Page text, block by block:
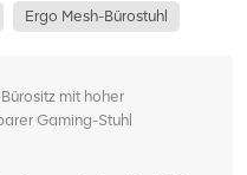
Ergo Mesh-Bürostuhl
mit hoher
Gaming-Stuhl